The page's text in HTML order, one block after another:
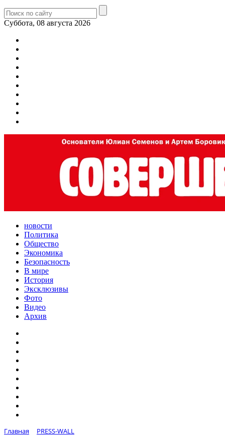
Суббота, 08 августа 2026
новости
Политика
Общество
Экономика
Безопасность
В мире
История
Эксклюзивы
Фото
Видео
Архив
Главная
PRESS-WALL